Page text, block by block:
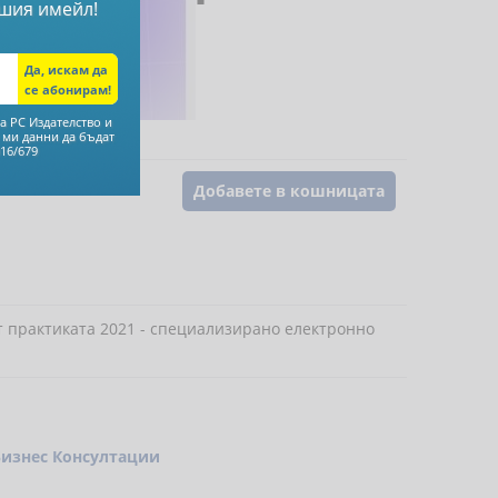
,
Добавете в кошницата
практиката 2021 - специализирано електронно
Консултации
имейл!
РС Издателство и
данни да бъдат
679